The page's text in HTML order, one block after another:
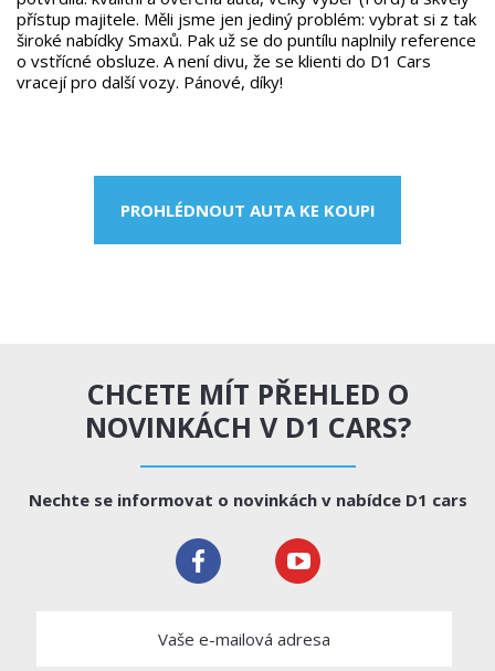
přístup majitele. Měli jsme jen jediný problém: vybrat si z tak
široké nabídky Smaxů. Pak už se do puntílu naplnily reference
o vstřícné obsluze. A není divu, že se klienti do D1 Cars
vracejí pro další vozy. Pánové, díky!
PROHLÉDNOUT AUTA KE KOUPI
CHCETE MÍT PŘEHLED O
NOVINKÁCH V D1 CARS?
Nechte se informovat o novinkách v nabídce D1 cars